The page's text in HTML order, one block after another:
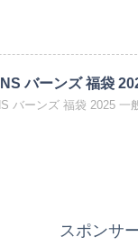
バーンズ 福袋
バーンズ 福袋 2025 一
スポンサ